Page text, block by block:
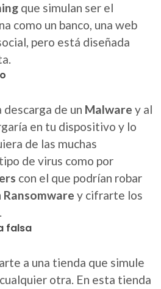
que simulan ser el
como un banco, una web
pero está diseñada
de un Malware y al
en tu dispositivo y lo
de las muchas
de virus como por
con el que podrían robar
Ransomware y cifrarte los
falsa
a una tienda que simule
otra. En esta tienda